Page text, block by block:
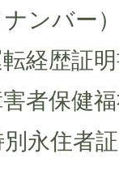
ンバー
経歴証
者保健
永住者